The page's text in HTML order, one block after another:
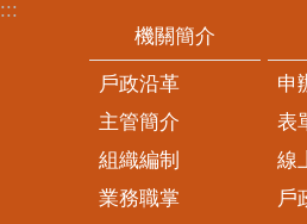
:::
機關簡介
戶政沿革
主管簡介
組織編制
業務職掌
申
表
線
戶